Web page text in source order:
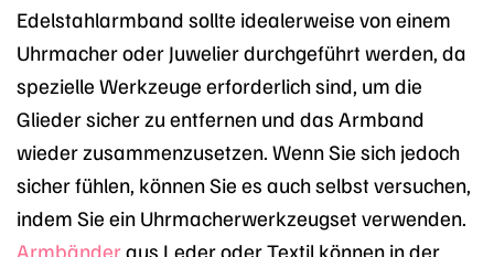
Edelstahlarmband sollte idealerweise von einem
Uhrmacher oder Juwelier durchgeführt werden, da
spezielle Werkzeuge erforderlich sind, um die
Glieder sicher zu entfernen und das Armband
wieder zusammenzusetzen. Wenn Sie sich jedoch
sicher fühlen, können Sie es auch selbst versuchen,
indem Sie ein Uhrmacherwerkzeugset verwenden.
Armbänderaus Leder oder Textil können in der